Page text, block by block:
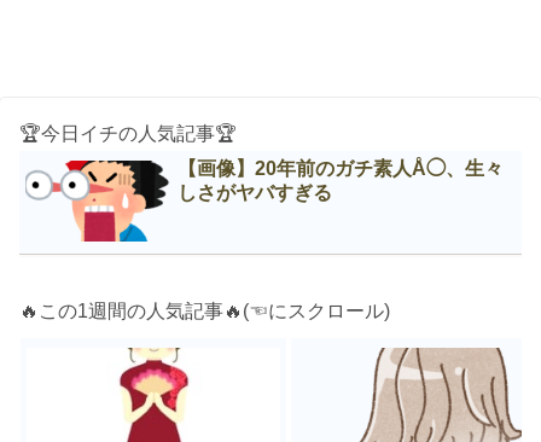
🏆今日イチの人気記事🏆
【画像】20年前のガチ素人Å◯、生々
しさがヤバすぎる
🔥この1週間の人気記事🔥(☜にスクロール)